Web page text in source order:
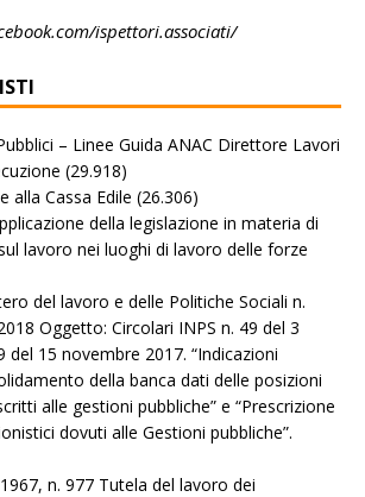
ispettori.associati/
– Linee Guida ANAC Direttore Lavori
(29.918)
alla Cassa Edile (26.306)
della legislazione in materia di
lavoro nei luoghi di lavoro delle forze
del lavoro e delle Politiche Sociali n.
Oggetto: Circolari INPS n. 49 del 3
del 15 novembre 2017. “Indicazioni
della banca dati delle posizioni
alle gestioni pubbliche” e “Prescrizione
dovuti alle Gestioni pubbliche”.
n. 977 Tutela del lavoro dei